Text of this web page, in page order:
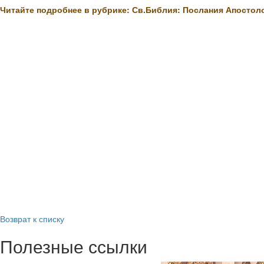
Читайте подробнее в рубрике: Св.Библия: Послания
Возврат к списку
Полезные ссылки